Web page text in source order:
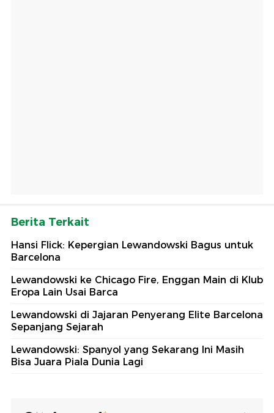
Berita Terkait
Hansi Flick: Kepergian Lewandowski Bagus untuk
Barcelona
Lewandowski ke Chicago Fire, Enggan Main di Klub
Eropa Lain Usai Barca
Lewandowski di Jajaran Penyerang Elite Barcelona
Sepanjang Sejarah
Lewandowski: Spanyol yang Sekarang Ini Masih
Bisa Juara Piala Dunia Lagi